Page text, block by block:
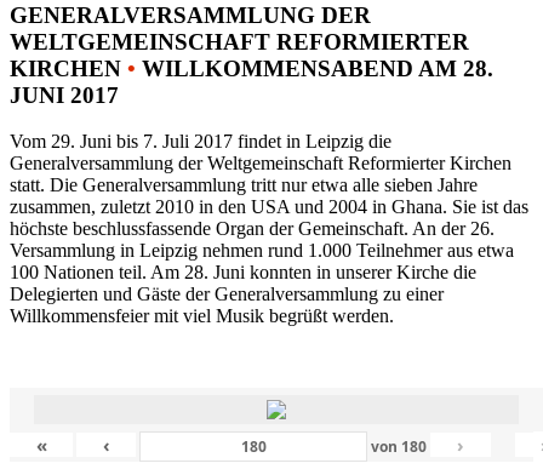
GENERALVERSAMMLUNG DER
WELTGEMEINSCHAFT REFORMIERTER
KIRCHEN • WILLKOMMENSABEND AM 28.
JUNI 2017
Vom 29. Juni bis 7. Juli 2017 findet in Leipzig die
Generalversammlung der Weltgemeinschaft Reformierter Kirchen
statt. Die Generalversammlung tritt nur etwa alle sieben Jahre
zusammen, zuletzt 2010 in den USA und 2004 in Ghana. Sie ist das
höchste beschlussfassende Organ der Gemeinschaft. An der 26.
Versammlung in Leipzig nehmen rund 1.000 Teilnehmer aus etwa
100 Nationen teil. Am 28. Juni konnten in unserer Kirche die
Delegierten und Gäste der Generalversammlung zu einer
Willkommensfeier mit viel Musik begrüßt werden.
« ‹ von 180 ›